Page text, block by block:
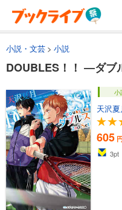
小説・文芸 小説
DOUBLES！！ ―ダ
小
天沢夏
605
3pt